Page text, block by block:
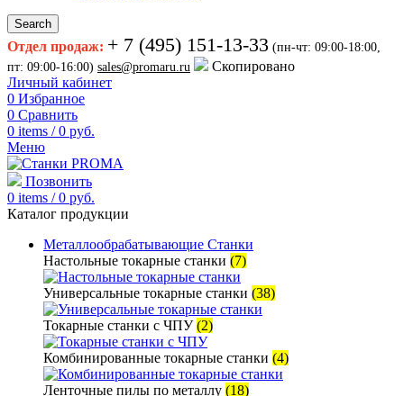
Search
Отдел продаж: + 7 (495) 151-13-33 (пн-чт: 09:00-18:00,
пт: 09:00-16:00) sales@promaru.ru
Скопировано
Личный кабинет
0 Избранное
0 Сравнить
0 items / 0 руб.
Меню
Позвонить
0 items / 0 руб.
Каталог продукции
Металлообрабатывающие Станки
Настольные токарные станки (7)
Универсальные токарные станки (38)
Токарные станки с ЧПУ(2)
Комбинированные токарные станки (4)
Ленточные пилы по металлу (18)